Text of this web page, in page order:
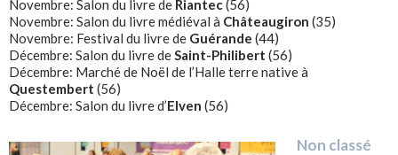
Novembre: Salon du livre de Riantec(56)
Novembre: Salon du livre médiéval à Châteaugiron (35)
Novembre: Festival du livre de Guérande (44)
Décembre: Salon du livre deSaint-Philibert (56)
Décembre: Marché de Noël de l’Halle terre native à
Questembert (56)
Décembre: Salon du livre d’Elven (56)
Non classé